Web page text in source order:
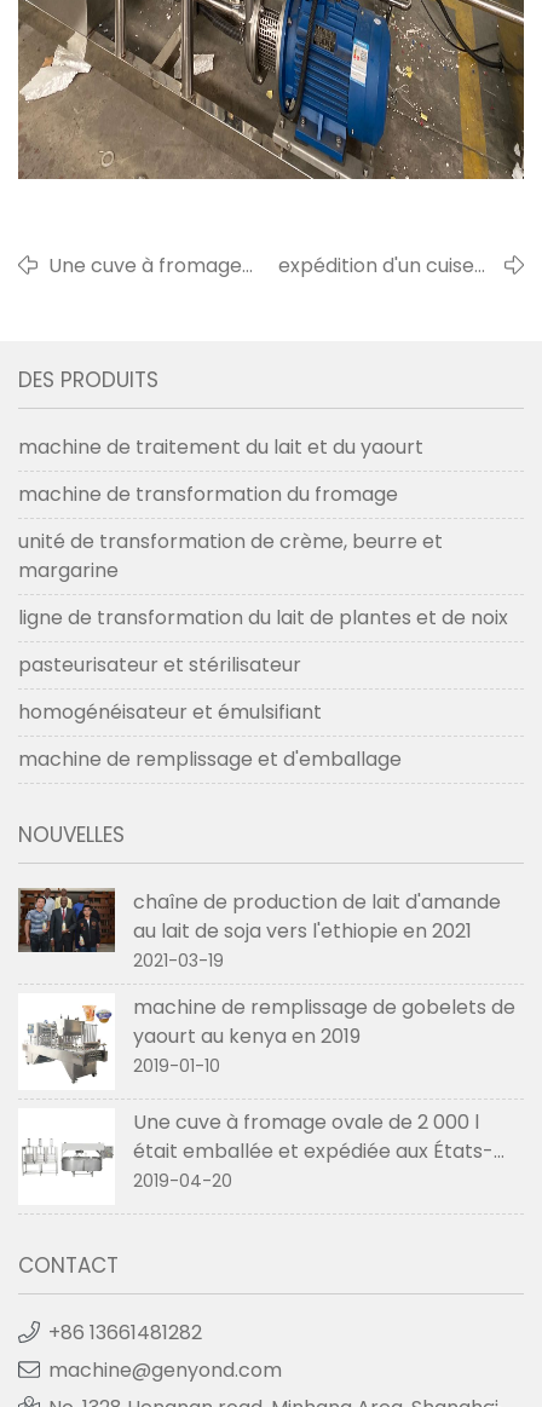
Une cuve à fromage
2019
expédition d'un cuiseur
DES PRODUITS
machine de traitement du lait et du yaourt
machine de transformation du fromage
unité de transformation de crème, beurre et
margarine
ligne de transformation du lait de plantes et de noix
pasteurisateur et stérilisateur
homogénéisateur et émulsifiant
machine de remplissage et d'emballage
NOUVELLES
chaîne de production de lait d'amande
au lait de soja vers l'ethiopie en 2021
2021-03-19
machine de remplissage de gobelets de
yaourt au kenya en 2019
2019-01-10
Une cuve à fromage ovale de 2 000 l
était emballée et expédiée aux États-
Unis en avril 2019
2019-04-20
CONTACT
+86 13661481282
machine@genyond.com